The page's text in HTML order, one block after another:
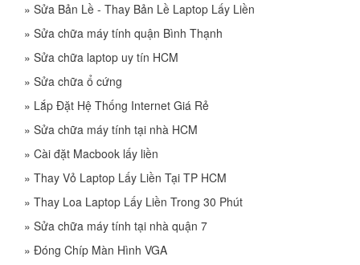
» Sửa Bản Lề - Thay Bản Lề Laptop Lấy Liền
» Sửa chữa máy tính quận Bình Thạnh
» Sửa chữa laptop uy tín HCM
» Sửa chữa ổ cứng
» Lắp Đặt Hệ Thống Internet Giá Rẻ
» Sửa chữa máy tính tại nhà HCM
» Cài đặt Macbook lấy liền
» Thay Vỏ Laptop Lấy Liền Tại TP HCM
» Thay Loa Laptop Lấy Liền Trong 30 Phút
» Sửa chữa máy tính tại nhà quận 7
» Đóng Chíp Màn Hình VGA